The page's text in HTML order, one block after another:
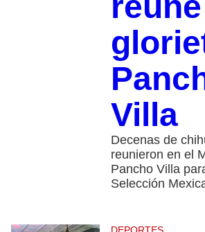
Villa
Decenas de
reunieron en el
Pancho Villa
Selección
DEPORTES